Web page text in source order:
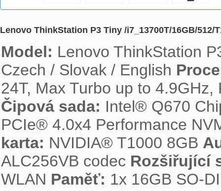
Lenovo ThinkStation P3 Tiny /i7_13700T/16GB/512/
Model: Lenovo ThinkStation
Czech / Slovak / English
Čipová sada: Intel® Q670
PCIe® 4.0x4 Performance
karta: NVIDIA® T1000 8GB
ALC256VB codec Rozšiřující
WLAN Paměť: 1x 16GB SO-